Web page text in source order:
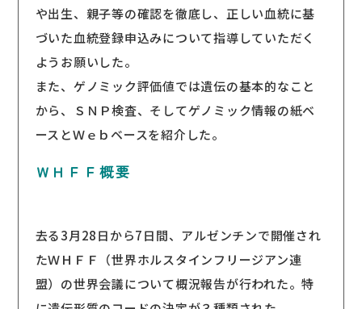
や出生、親子等の確認を徹底し、正しい血統に基
づいた血統登録申込みについて指導していただく
ようお願いした。
また、ゲノミック評価値では遺伝の基本的なこと
から、ＳＮＰ検査、そしてゲノミック情報の紙ベ
ースとＷｅｂベースを紹介した。
ＷＨＦＦ概要
去る3月28日から7日間、アルゼンチンで開催され
たＷＨＦＦ（世界ホルスタインフリージアン連
盟）の世界会議について概況報告が行われた。特